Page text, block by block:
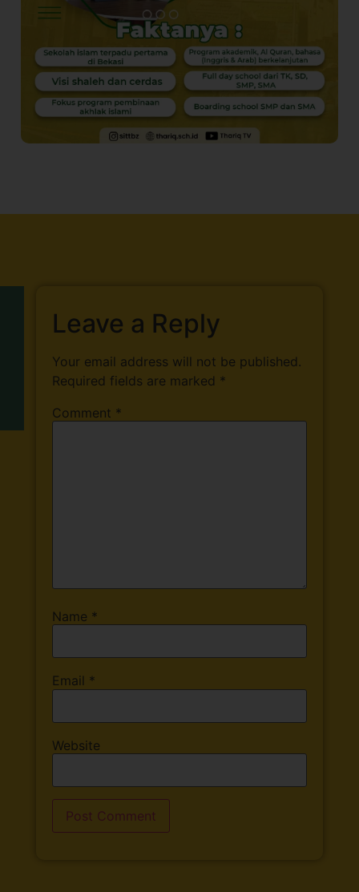
Leave a Reply
Your email address will not be published.
Required fields are marked *
Comment *
Name *
Email *
Website